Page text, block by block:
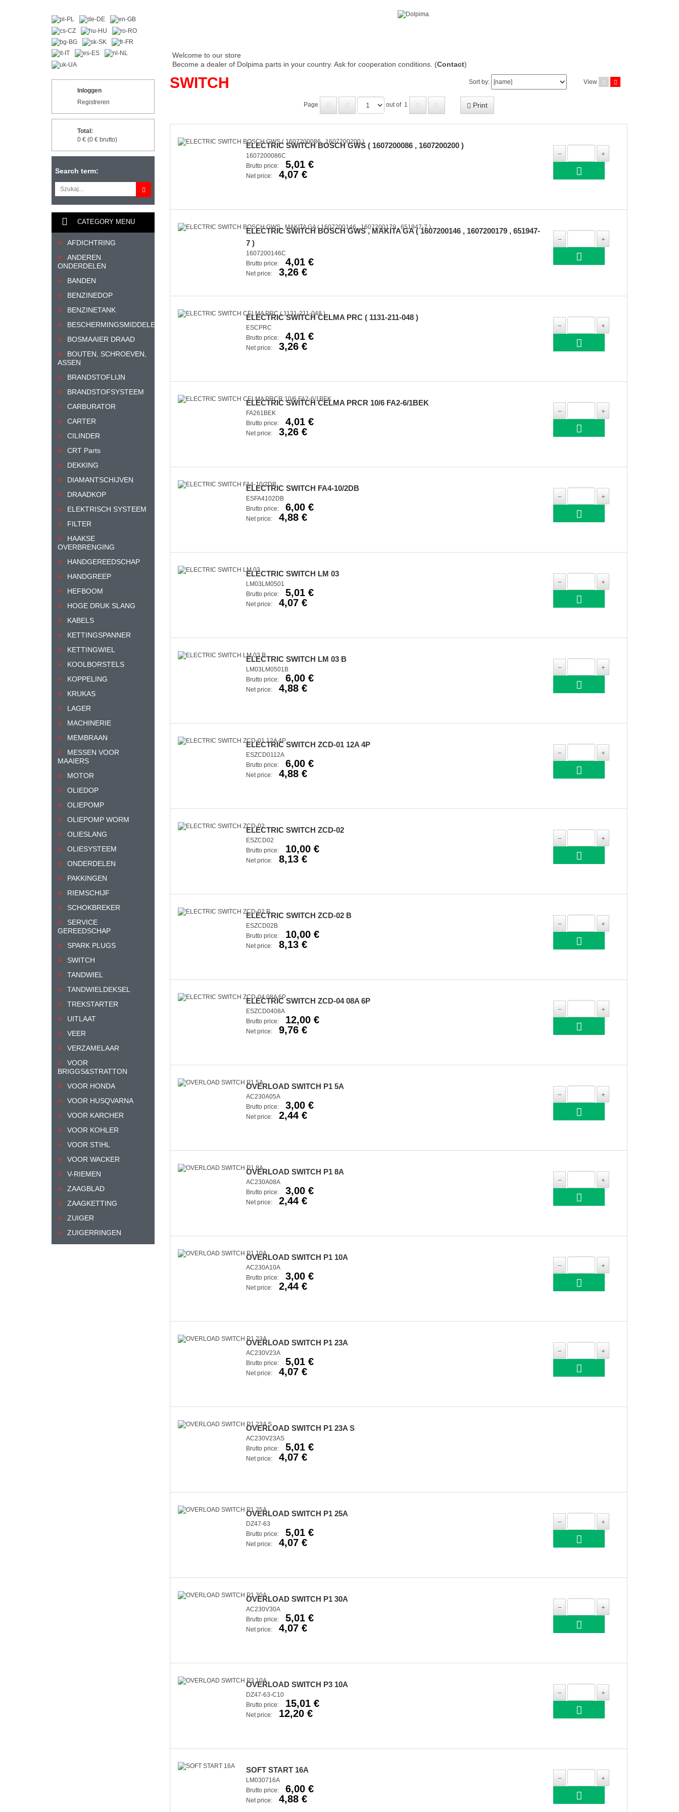
Inloggen
Registreren
Total:
0 € (0 € brutto)
Search term:
CATEGORY MENU
AFDICHTRING
ANDEREN
ONDERDELEN
BANDEN
BENZINEDOP
BENZINETANK
BESCHERMINGSMIDDELEN
BOSMAAIER DRAAD
BOUTEN, SCHROEVEN,
ASSEN
BRANDSTOFLIJN
BRANDSTOFSYSTEEM
CARBURATOR
CARTER
CILINDER
CRT Parts
DEKKING
DIAMANTSCHIJVEN
DRAADKOP
ELEKTRISCH SYSTEEM
FILTER
HAAKSE
OVERBRENGING
HANDGEREEDSCHAP
HANDGREEP
HEFBOOM
HOGE DRUK SLANG
KABELS
KETTINGSPANNER
KETTINGWIEL
KOOLBORSTELS
KOPPELING
KRUKAS
LAGER
MACHINERIE
MEMBRAAN
MESSEN VOOR
MAAIERS
MOTOR
OLIEDOP
OLIEPOMP
OLIEPOMP WORM
OLIESLANG
OLIESYSTEEM
ONDERDELEN
PAKKINGEN
RIEMSCHIJF
SCHOKBREKER
SERVICE
GEREEDSCHAP
SPARK PLUGS
SWITCH
TANDWIEL
TANDWIELDEKSEL
TREKSTARTER
UITLAAT
VEER
VERZAMELAAR
VOOR
BRIGGS&STRATTON
VOOR HONDA
VOOR HUSQVARNA
VOOR KARCHER
VOOR KOHLER
VOOR STIHL
VOOR WACKER
V-RIEMEN
ZAAGBLAD
ZAAGKETTING
ZUIGER
ZUIGERRINGEN
Welcome to our store
Become a dealer of Dolpima parts in your country. Ask for cooperation conditions. (Contact)
SWITCH Sort by: View
Page out of 1 Print
ELECTRIC SWITCH BOSCH GWS ( 1607200086 , 1607200200 )
1607200086C
Brutto price:
5,01 €
Net price: 4,07 €
ELECTRIC SWITCH BOSCH GWS , MAKITA GA ( 1607200146 , 1607200179 , 651947-
7 )
1607200146C
Brutto price:
4,01 €
Net price: 3,26 €
ELECTRIC SWITCH CELMA PRC ( 1131-211-048 )
ESCPRC
Brutto price:
4,01 €
Net price: 3,26 €
ELECTRIC SWITCH CELMA PRCR 10/6 FA2-6/1BEK
FA261BEK
Brutto price:
4,01 €
Net price: 3,26 €
ELECTRIC SWITCH FA4-10/2DB
ESFA4102DB
Brutto price:
6,00 €
Net price: 4,88 €
ELECTRIC SWITCH LM 03
LM03LM0501
Brutto price:
5,01 €
Net price: 4,07 €
ELECTRIC SWITCH LM 03 B
LM03LM0501B
Brutto price:
6,00 €
Net price: 4,88 €
ELECTRIC SWITCH ZCD-01 12A 4P
ESZCD0112A
Brutto price:
6,00 €
Net price: 4,88 €
ELECTRIC SWITCH ZCD-02
ESZCD02
Brutto price:
10,00 €
Net price: 8,13 €
ELECTRIC SWITCH ZCD-02 B
ESZCD02B
Brutto price:
10,00 €
Net price: 8,13 €
ELECTRIC SWITCH ZCD-04 08A 6P
ESZCD0408A
Brutto price:
12,00 €
Net price: 9,76 €
OVERLOAD SWITCH P1 5A
AC230A05A
Brutto price:
3,00 €
Net price: 2,44 €
OVERLOAD SWITCH P1 8A
AC230A08A
Brutto price:
3,00 €
Net price: 2,44 €
OVERLOAD SWITCH P1 10A
AC230A10A
Brutto price:
3,00 €
Net price: 2,44 €
OVERLOAD SWITCH P1 23A
AC230V23A
Brutto price:
5,01 €
Net price: 4,07 €
OVERLOAD SWITCH P1 23A S
AC230V23AS
Brutto price:
5,01 €
Net price: 4,07 €
OVERLOAD SWITCH P1 25A
DZ47-63
Brutto price:
5,01 €
Net price: 4,07 €
OVERLOAD SWITCH P1 30A
AC230V30A
Brutto price:
5,01 €
Net price: 4,07 €
OVERLOAD SWITCH P3 10A
DZ47-63-C10
Brutto price:
15,01 €
Net price: 12,20 €
SOFT START 16A
LM030716A
Brutto price:
6,00 €
Net price: 4,88 €